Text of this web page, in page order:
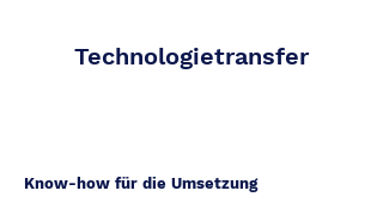
Technologietransfer
Know-how für die Umsetzung